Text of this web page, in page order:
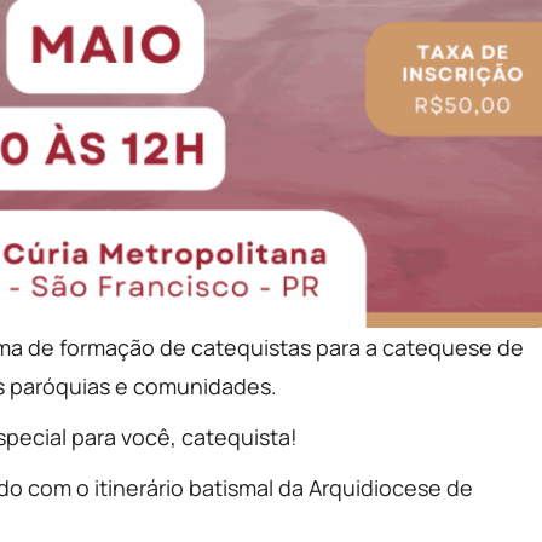
de formação de catequistas para a catequese de
paróquias e comunidades.
para você, catequista!
com o itinerário batismal da Arquidiocese de